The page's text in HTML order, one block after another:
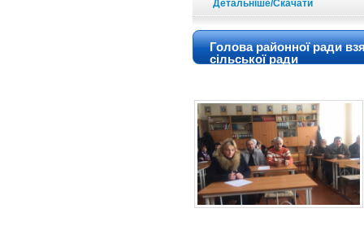
Детальніше/Скачати
Голова районної ради
сільської ради